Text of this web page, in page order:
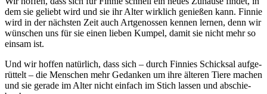
dem sie geliebt wird und sie ihr Alter wirk­lich ge­nießen kann. Finnie
wird in der nächs­ten Zeit auch Art­ge­nossen kennen lern­en, denn wir
wün­schen uns für sie einen lieben Kumpel, damit sie nicht mehr so
ein­sam ist.
Und wir hoffen natür­lich, dass sich – durch Finnies Schick­sal auf­ge­
rütt­elt – die Men­schen mehr Ge­dank­en um ihre äl­ter­en Tiere machen
und sie gerade im Alter nicht ein­fach im Stich lassen und ab­schie­